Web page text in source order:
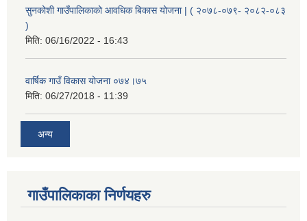
सुनकोशी गाउँपालिकाको आवधिक बिकास योजना | ( २०७८-०७९- २०८२-०८३
)
मिति: 06/16/2022 - 16:43
वार्षिक गाउँ विकास योजना ०७४।७५
मिति: 06/27/2018 - 11:39
अन्य
गाउँपालिकाका निर्णयहरु